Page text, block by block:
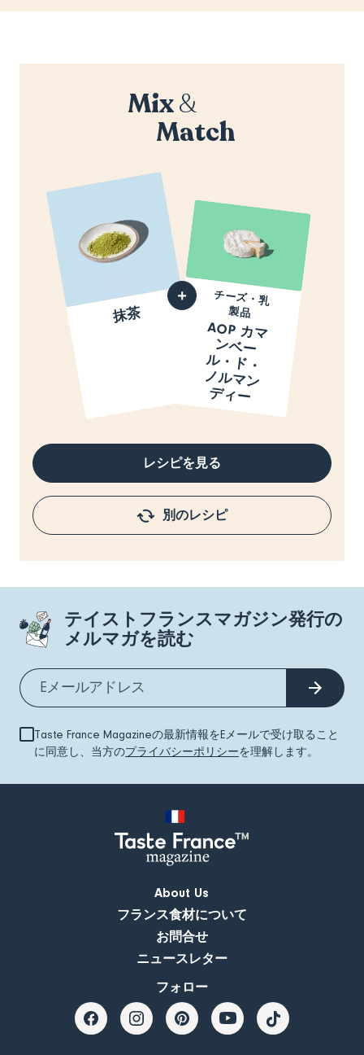
Mix&
Match
抹茶
チーズ・乳
製品
AOP カ
マ
ン
ベ
ー
ル
・
ド
・
ノ
ル
マ
ン
デ
ィ
ー
レシピを見る
別のレシピ
テイストフランスマガジン発行の
メルマガを読む
Taste France Magazineの最新情報をEメールで受け取ること
に同意し、当方のプライバシーポリシーを理解します。
About Us
フランス食材について
お問合せ
ニュースレター
フォロー